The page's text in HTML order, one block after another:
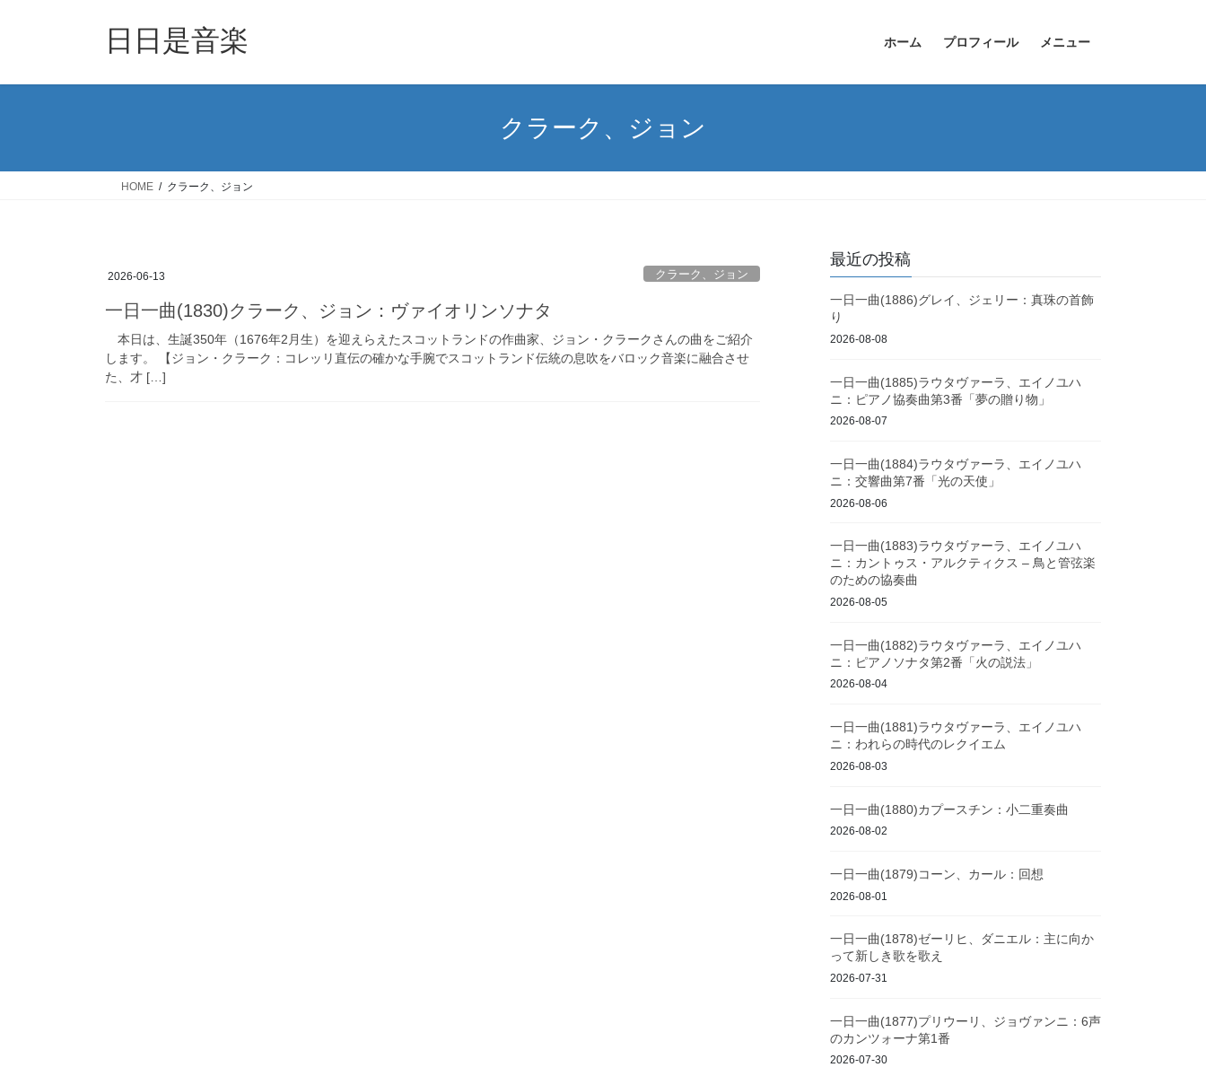
日日是音楽 ホーム プロフィール メニュー
クラーク、ジョン
HOME クラーク、ジョン
2026-06-13 クラーク、ジョン
一日一曲(1830)クラーク、ジョン：ヴァイオリンソナタ
本日は、生誕350年（1676年2月生）を迎えらえたスコットランドの作曲家、ジョン・クラークさんの曲をご紹介
します。 【ジョン・クラーク：コレッリ直伝の確かな手腕でスコットランド伝統の息吹をバロック音楽に融合させ
た、才 […]
最近の投稿
一日一曲(1886)グレイ、ジェリー：真珠の首飾
り
2026-08-08
一日一曲(1885)ラウタヴァーラ、エイノユハ
ニ：ピアノ協奏曲第3番「夢の贈り物」
2026-08-07
一日一曲(1884)ラウタヴァーラ、エイノユハ
ニ：交響曲第7番「光の天使」
2026-08-06
一日一曲(1883)ラウタヴァーラ、エイノユハ
ニ：カントゥス・アルクティクス – 鳥と管弦楽
のための協奏曲
2026-08-05
一日一曲(1882)ラウタヴァーラ、エイノユハ
ニ：ピアノソナタ第2番「火の説法」
2026-08-04
一日一曲(1881)ラウタヴァーラ、エイノユハ
ニ：われらの時代のレクイエム
2026-08-03
一日一曲(1880)カプースチン：小二重奏曲
2026-08-02
一日一曲(1879)コーン、カール：回想
2026-08-01
一日一曲(1878)ゼーリヒ、ダニエル：主に向か
って新しき歌を歌え
2026-07-31
一日一曲(1877)プリウーリ、ジョヴァンニ：6声
のカンツォーナ第1番
2026-07-30